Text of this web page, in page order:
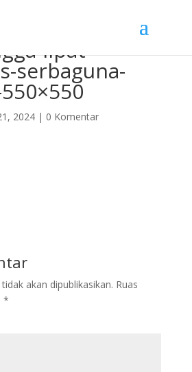
lipat-
serbaguna-
2024| 0 Komentar
akan dipublikasikan. Ruas
*